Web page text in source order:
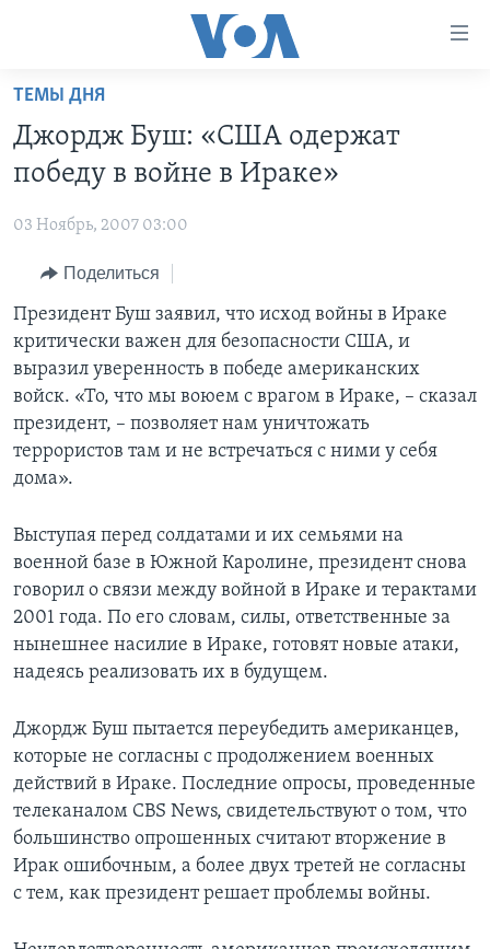
Перейти
основной
контент
навигации
Перейти
поиск
ПРОГРАММЫ
НОВОСТИ ЗА МИНУТУ
ИТОГИ
ПОЧЕМУ ЭТО ВАЖНО?
ДЕТАЛИ
НЬЮ-ЙОРК NEW YORK
АМЕРИКА. БОЛЬШОЕ ПУТЕШЕСТВИЕ
ПРОЕКТЫ
УЧИМ АНГЛИЙСКИЙ
НАША АМЕРИКАНСКАЯ ИСТОРИЯ
А КАК В АМЕРИКЕ?
АМЕРИКАНСКИЕ ГОРОДКИ
ТЕСТЫ
ЭКСПЕРТИЗА
ИНТЕРВЬЮ
ФАКТЫ ПРОТИВ ФЕЙКОВ
ЗА СВОБОДУ ПРЕССЫ
УЧИМ АНГЛИЙСКИЙ
ВИДЕО
ПОДПИСКА НА НОВОСТИ
Learning English
СОЦИАЛЬНЫЕ СЕТИ
ТЕМЫ ДНЯ
Джордж Буш: «США одержат
победу в войне в Ираке»
03 Ноябрь, 2007 03:00
Поделиться
Президент Буш заявил, что исход войны в Ираке
критически важен для безопасности США, и
выразил уверенность в победе американских
войск. «То, что мы воюем с врагом в Ираке, – сказал
президент, – позволяет нам уничтожать
террористов там и не встречаться с ними у себя
дома».
Выступая перед солдатами и их семьями на
военной базе в Южной Каролине, президент снова
говорил о связи между войной в Ираке и терактами
2001 года. По его словам, силы, ответственные за
нынешнее насилие в Ираке, готовят новые атаки,
надеясь реализовать их в будущем.
Джордж Буш пытается переубедить американцев,
которые не согласны с продолжением военных
действий в Ираке. Последние опросы, проведенные
телеканалом CBS News, свидетельствуют о том, что
большинство опрошенных считают вторжение в
Ирак ошибочным, а более двух третей не согласны
с тем, как президент решает проблемы войны.